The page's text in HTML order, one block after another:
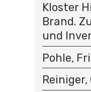
Kloster
Brand.
und
Pohle,